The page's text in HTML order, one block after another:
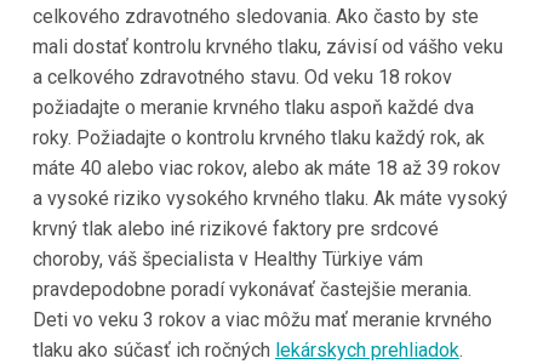
celkového zdravotného sledovania. Ako často by ste
mali dostať kontrolu krvného tlaku, závisí od vášho veku
a celkového zdravotného stavu. Od veku 18 rokov
požiadajte o meranie krvného tlaku aspoň každé dva
roky. Požiadajte o kontrolu krvného tlaku každý rok, ak
máte 40 alebo viac rokov, alebo ak máte 18 až 39 rokov
a vysoké riziko vysokého krvného tlaku. Ak máte vysoký
krvný tlak alebo iné rizikové faktory pre srdcové
choroby, váš špecialista v Healthy Türkiye vám
pravdepodobne poradí vykonávať častejšie merania.
Deti vo veku 3 rokov a viac môžu mať meranie krvného
tlaku ako súčasť ich ročných lekárskych prehliadok.